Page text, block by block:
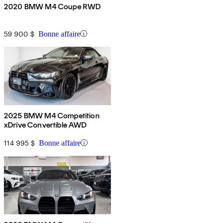
2020 BMW M4 Coupe RWD
59 900 $ Bonne affaire
2025 BMW M4 Competition
xDrive Convertible AWD
114 995 $ Bonne affaire